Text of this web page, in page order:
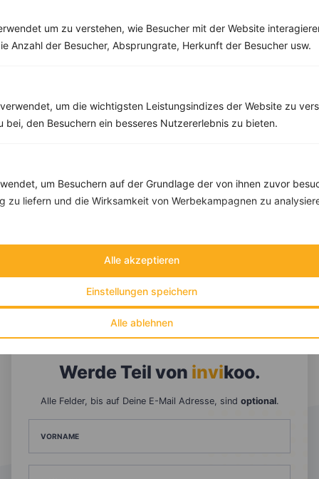
um zu verstehen, wie Besucher mit der Website
Anzahl der Besucher, Absprungrate, Herkunft der Besucher usw.
um die wichtigsten Leistungsindizes der Website zu
bei, den Besuchern ein besseres Nutzererlebnis zu bieten.
um Besuchern auf der Grundlage der von ihnen zuvor
zu liefern und die Wirksamkeit von Werbekampagnen zu
Alle ablehnen
Einstellungen speichern
Alle akzeptieren
Vegetarisch
Vitalstoffe
10 %Gutschein für unseren Shop
Tipps & Tricks
Werde Teil von invikoo.
Alle Felder, bis auf Deine E-Mail Adresse, sind optional.
VORNAME